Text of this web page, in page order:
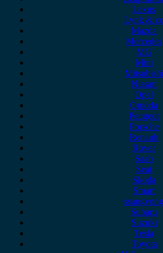
Lexus
Lynk &
Mazda
Mercedes
MG
Mini
Mitsubishi
Nissan
Opel
Omoda
Peugeot
Porsche
Renault
Rover
Saab
Seat
Skoda
Smart
ssangyong
Subaru
Suzuki
Tesla
Toyota